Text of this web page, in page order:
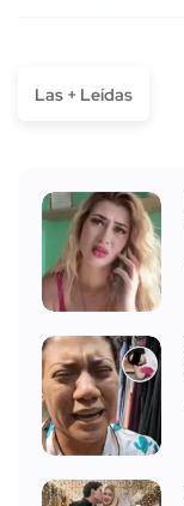
Las + Leídas